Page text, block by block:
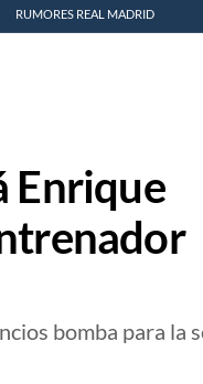
RUMORES REAL MADRID
Enrique
bomba para la